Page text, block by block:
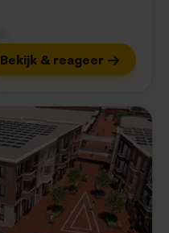
Bekijk & reageer →